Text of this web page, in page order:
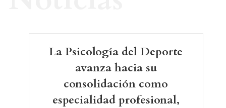
La Psicología del Deporte
avanza hacia su
consolidación como
especialidad profesional,